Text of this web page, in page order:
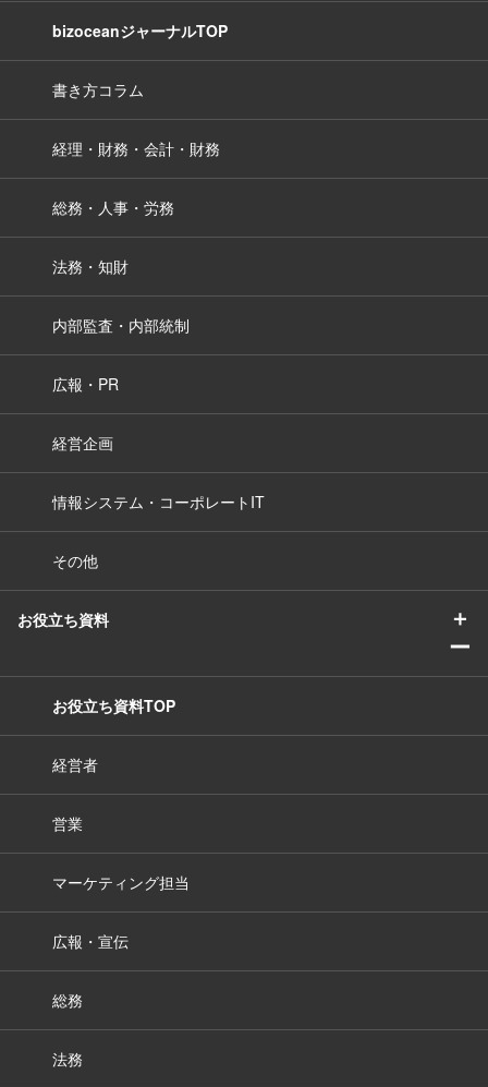
bizoceanジャーナルTOP
書き方コラム
経理・財務・会計・財務
総務・人事・労務
法務・知財
内部監査・内部統制
広報・PR
経営企画
情報システム・コーポレートIT
その他
お役立ち資料
＋
ー
お役立ち資料TOP
経営者
営業
マーケティング担当
広報・宣伝
総務
法務